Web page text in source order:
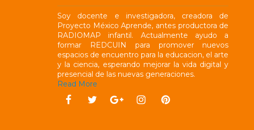
Soy docente e investigadora, creadora de
Proyecto México Aprende, antes productora de
RADIOMAP infantil. Actualmente ayudo a
formar REDCUIN para promover nuevos
espacios de encuentro para la educacion, el arte
y la ciencia, esperando mejorar la vida digital y
presencial de las nuevas generaciones.
Read More